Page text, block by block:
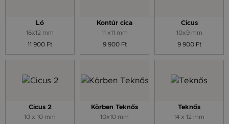
Ló
16x12 mm
11 900 Ft
Kontúr cica
11 x11 mm
9 900 Ft
Cicus
10x9 mm
9 900 Ft
Cicus 2
10 x 10 mm
Körben Teknős
10x10 mm
Teknős
14 x 12 mm